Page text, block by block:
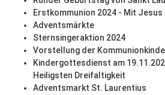
Erstkommunion 2024 - Mit
Adventsmärkte
Sternsingeraktion 2024
Vorstellung der
Kindergottesdienst am
Heiligsten Dreifaltigkeit
Adventsmarkt St. Laurentius